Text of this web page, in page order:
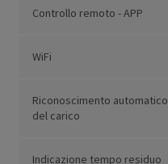
Controllo remoto - APP
WiFi
Riconoscimento automatico
del carico
Indicazione tempo residuo